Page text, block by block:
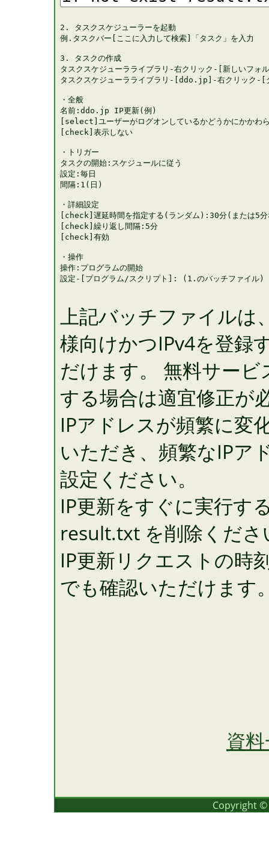
2. タスクスケジューラーを起動
例.タスクバー[ここに入力して検索]「タスク」を入力
3. タスクの作成
タスクスケジューラライブラリ-右クリック-[新しい
タスクスケジューラライブラリ-[ddo.jp]-右クリック-[
・全般
名前:ddo.jp IP更新(例)
[select]ユーザーがログオンしているかどうかにかかわ
[check]表示しない
・トリガー
タスクの開始:スケジュールに従う
設定:毎日
間隔:1(日)
・詳細設定
[check]遅延時間を指定する(ランダム):30分(または5分
[check]繰り返し間隔:5分
[check]有効
・操作
操作:プログラムの開始
設定-[プログラム/スクリプト]: (1.のバッチファ
上記バッチファイルは
様向けかつIPv4を登録
だけます。 無料サー
する場合は適宜修正が
IPアドレスが頻繁に変
いただき、頻繁なIPア
設定ください。
IP更新をすぐに実行す
result.txt を削除くださ
IP更新リクエストの時
でも確認いただけます
資
Copyright